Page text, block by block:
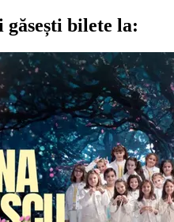
găsești bilete la: